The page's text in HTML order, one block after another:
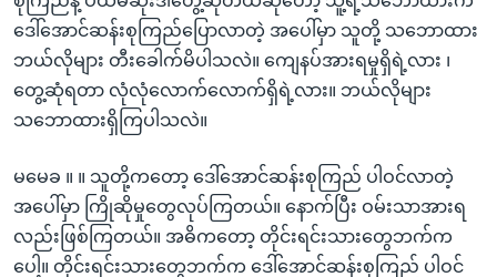
ဒေါ်အောင်ဆန်းစုကြည်ပြောလာတဲ့ အပေါ်မှာ သူတို့ သဘောထား
ဘယ်လိုများ တီးခေါက်မိပါသလဲ။ ကျေနပ်အားရမှုရှိရဲ့လား ၊
တွေ့ဆုံရတာ လုံလုံလောက်လောက်ရှိရဲ့လား။ ဘယ်လိုများ
သဘောထားရှိကြပါသလဲ။
မမေခ ။ ။ သူတို့ကတော့ ဒေါ်အောင်ဆန်းစုကြည် ပါဝင်လာတဲ့
အပေါ်မှာ ကြိုဆိုမှုတွေလုပ်ကြတယ်။ နောက်ပြီး ဝမ်းသာအားရ
လည်းဖြစ်ကြတယ်။ အဓိကတော့ တိုင်းရင်းသားတွေဘက်က
ပေါ့။ တိုင်းရင်းသားတွေဘက်က ဒေါ်အောင်ဆန်းစုကြည် ပါဝင်